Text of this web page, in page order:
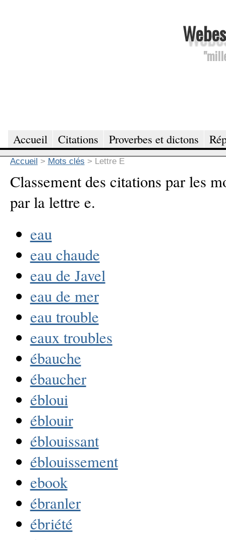
Accueil Citations Proverbes et dictons
Accueil > Mots clés > Lettre E
Classement des citations par les
par la lettre e.
eau
eau chaude
eau de Javel
eau de mer
eau trouble
eaux troubles
ébauche
ébaucher
ébloui
éblouir
éblouissant
éblouissement
ebook
ébranler
ébriété